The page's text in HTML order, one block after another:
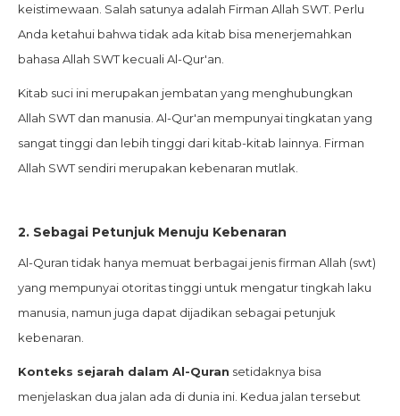
keistimewaan. Salah satunya adalah Firman Allah SWT. Perlu
Anda ketahui bahwa tidak ada kitab bisa menerjemahkan
bahasa Allah SWT kecuali Al-Qur'an.
Kitab suci ini merupakan jembatan yang menghubungkan
Allah SWT dan manusia. Al-Qur'an mempunyai tingkatan yang
sangat tinggi dan lebih tinggi dari kitab-kitab lainnya. Firman
Allah SWT sendiri merupakan kebenaran mutlak.
2. Sebagai Petunjuk Menuju Kebenaran
Al-Quran tidak hanya memuat berbagai jenis firman Allah (swt)
yang mempunyai otoritas tinggi untuk mengatur tingkah laku
manusia, namun juga dapat dijadikan sebagai petunjuk
kebenaran.
Konteks sejarah dalam Al-Quran setidaknya bisa
menjelaskan dua jalan ada di dunia ini. Kedua jalan tersebut